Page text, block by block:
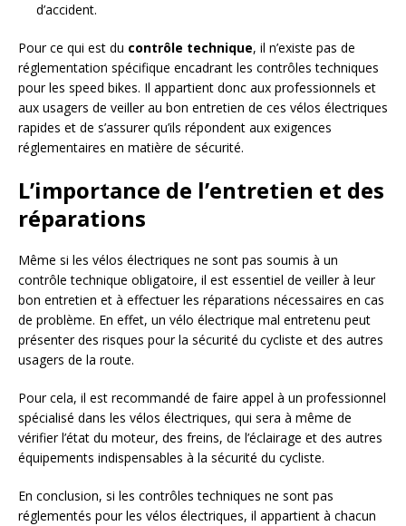
d’accident.
Pour ce qui est du contrôle technique, il n’existe pas de
réglementation spécifique encadrant les contrôles techniques
pour les speed bikes. Il appartient donc aux professionnels et
aux usagers de veiller au bon entretien de ces vélos électriques
rapides et de s’assurer qu’ils répondent aux exigences
réglementaires en matière de sécurité.
L’importance de l’entretien et des
réparations
Même si les vélos électriques ne sont pas soumis à un
contrôle technique obligatoire, il est essentiel de veiller à leur
bon entretien et à effectuer les réparations nécessaires en cas
de problème. En effet, un vélo électrique mal entretenu peut
présenter des risques pour la sécurité du cycliste et des autres
usagers de la route.
Pour cela, il est recommandé de faire appel à un professionnel
spécialisé dans les vélos électriques, qui sera à même de
vérifier l’état du moteur, des freins, de l’éclairage et des autres
équipements indispensables à la sécurité du cycliste.
En conclusion, si les contrôles techniques ne sont pas
réglementés pour les vélos électriques, il appartient à chacun